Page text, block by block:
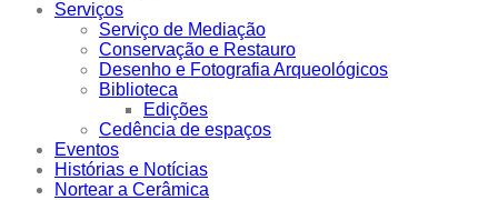
Serviços
Serviço de Mediação
Conservação e Restauro
Desenho e Fotografia Arqueológicos
Biblioteca
Edições
Cedência de espaços
Eventos
Histórias e Notícias
Nortear a Cerâmica